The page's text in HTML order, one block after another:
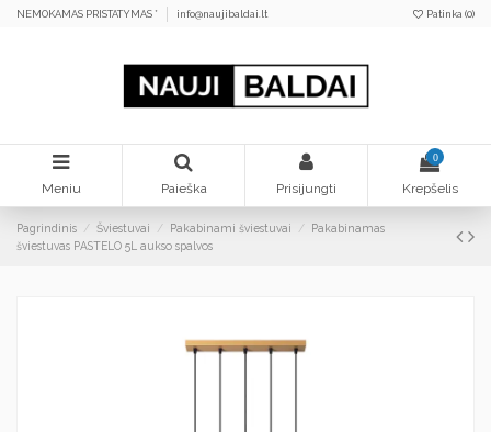
NEMOKAMAS PRISTATYMAS * info@naujibaldai.lt Patinka (0)
Meniu Paieška Prisijungti
0
Krepšelis
Pagrindinis Šviestuvai Pakabinami šviestuvai
Pakabinamas
šviestuvas PASTELO 5L aukso spalvos